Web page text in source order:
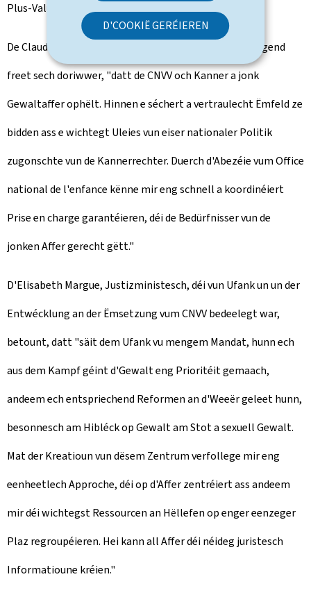
D'COOKIË GERÉIEREN
Plus-Value fir de besteeënde Reseau wäert sinn."
De Claude Meisch, Minister fir Educatioun, Kanner a Jugend
freet sech doriwwer, "datt de CNVV och Kanner a jonk
Gewaltaffer ophëlt. Hinnen e séchert a vertraulecht Ëmfeld ze
bidden ass e wichtegt Uleies vun eiser nationaler Politik
zugonschte vun de Kannerrechter. Duerch d'Abezéie vum Office
national de l'enfance kënne mir eng schnell a koordinéiert
Prise en charge garantéieren, déi de Bedürfnisser vun de
jonken Affer gerecht gëtt."
D'Elisabeth Margue, Justizministesch, déi vun Ufank un un der
Entwécklung an der Ëmsetzung vum CNVV bedeelegt war,
betount, datt "säit dem Ufank vu mengem Mandat, hunn ech
aus dem Kampf géint d'Gewalt eng Prioritéit gemaach,
andeem ech entspriechend Reformen an d'Weeër geleet hunn,
besonnesch am Hibléck op Gewalt am Stot a sexuell Gewalt.
Mat der Kreatioun vun dësem Zentrum verfollege mir eng
eenheetlech Approche, déi op d'Affer zentréiert ass andeem
mir déi wichtegst Ressourcen an Hëllefen op enger eenzeger
Plaz regroupéieren. Hei kann all Affer déi néideg juristesch
Informatioune kréien."